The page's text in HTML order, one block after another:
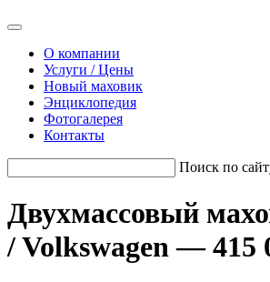
О компании
Услуги / Цены
Новый маховик
Энциклопедия
Фотогалерея
Контакты
Поиск по
Двухмассовый
/ Volkswagen — 415